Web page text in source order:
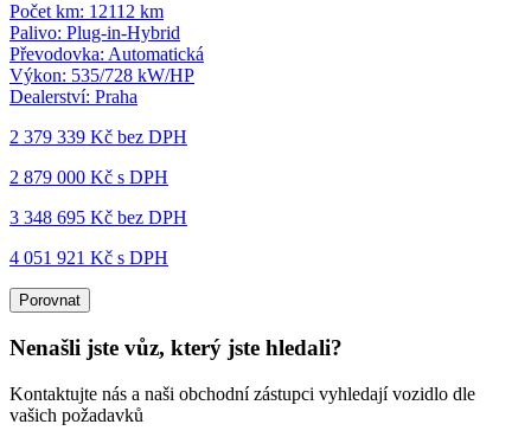
Počet km: 12112 km
Palivo: Plug-in-Hybrid
Převodovka: Automatická
Výkon: 535/728 kW/HP
Dealerství: Praha
2 379 339 Kč bez DPH
2 879 000 Kč s DPH
3 348 695 Kč bez DPH
4 051 921 Kč s DPH
Porovnat
Nenašli jste vůz, který jste hledali?
Kontaktujte nás a naši obchodní zástupci vyhledají vozidlo dle
vašich požadavků